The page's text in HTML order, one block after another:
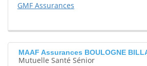
GMF Assurances
MAAF Assurances BOULOGNE
Mutuelle Santé Sénior